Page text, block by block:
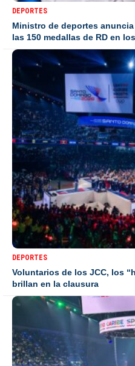
DEPORTES
Ministro de deportes
las 150 medallas de RD en
DEPORTES
Voluntarios de los JCC, los
brillan en la clausura